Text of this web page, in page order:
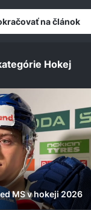
na článok
Hokej
MS v hokeji 2026